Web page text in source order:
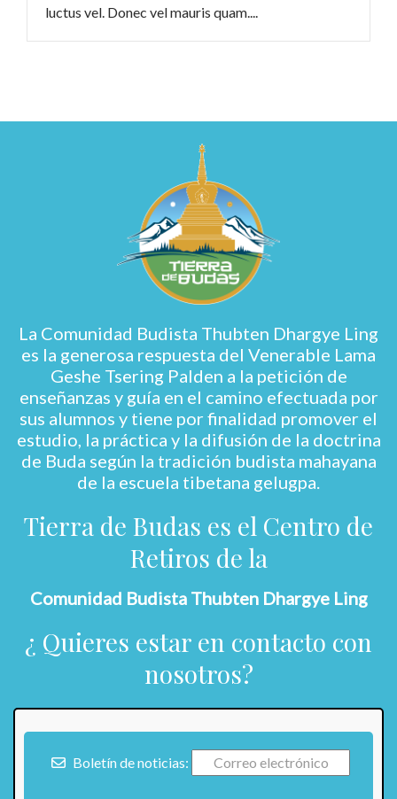
luctus vel. Donec vel mauris quam....
La Comunidad Budista Thubten Dhargye Ling
es la generosa respuesta del Venerable Lama
Geshe Tsering Palden a la petición de
enseñanzas y guía en el camino efectuada por
sus alumnos y tiene por finalidad promover el
estudio, la práctica y la difusión de la doctrina
de Buda según la tradición budista mahayana
de la escuela tibetana gelugpa.
Tierra de Budas es el Centro de
Retiros de la
Comunidad Budista Thubten Dhargye Ling
¿ Quieres estar en contacto con
nosotros?
Boletín de noticias: